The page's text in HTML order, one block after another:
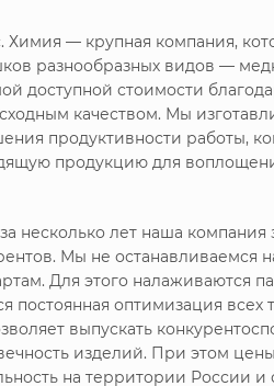
Химия — крупная компания,
разнообразных видов —
доступной стоимости
качеством. Мы
продуктивности работы,
продукцию для
несколько лет наша
Мы не останавливаемся
Для этого налаживаются
постоянная оптимизация
выпускать
изделий. При этом
на территории России и